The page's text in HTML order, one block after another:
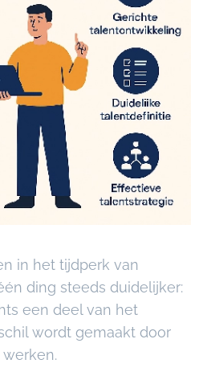
in het tijdperk van
ding steeds duidelijker:
een deel van het
wordt gemaakt door